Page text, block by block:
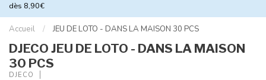
dès 8,90€
Accueil / JEU DE LOTO - DANS LA MAISON 30 PCS
DJECO JEU DE LOTO - DANS LA MAISON
30 PCS
DJECO